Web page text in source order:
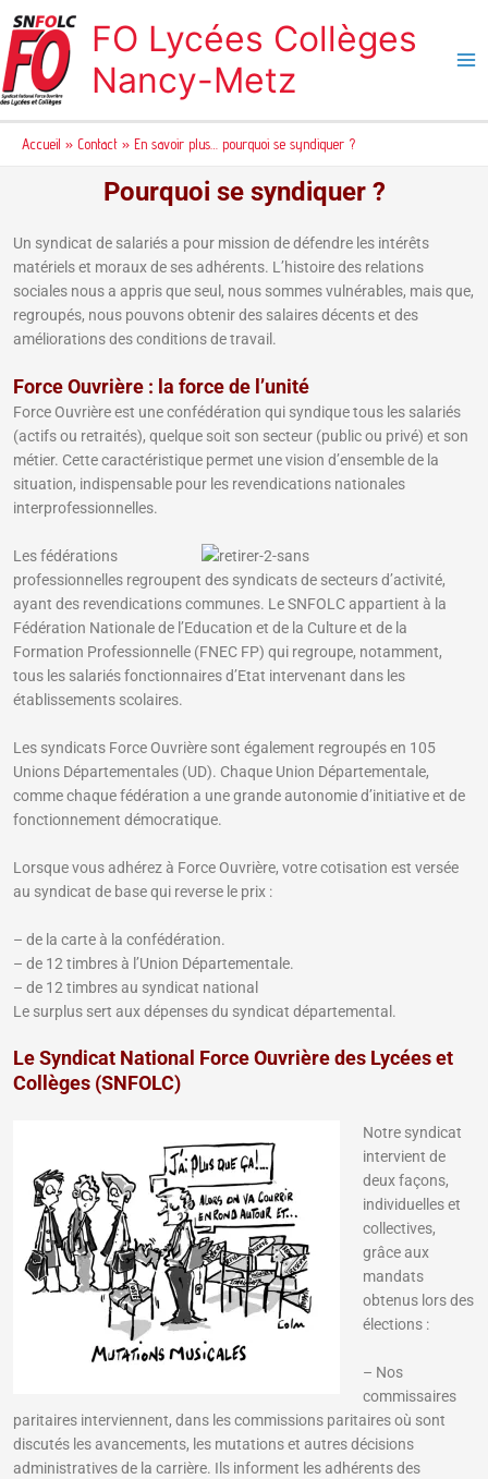
au
contenu
FO Lycées Collèges
Nancy-Metz
Accueil Contact En savoir plus… pourquoi se syndiquer ?
Pourquoi se syndiquer ?
Un syndicat de salariés a pour mission de défendre les intérêts
matériels et moraux de ses adhérents. L’histoire des relations
sociales nous a appris que seul, nous sommes vulnérables, mais que,
regroupés, nous pouvons obtenir des salaires décents et des
améliorations des conditions de travail.
Force Ouvrière : la force de l’unité
Force Ouvrière est une confédération qui syndique tous les salariés
(actifs ou retraités), quelque soit son secteur (public ou privé) et son
métier. Cette caractéristique permet une vision d’ensemble de la
situation, indispensable pour les revendications nationales
interprofessionnelles.
Les fédérations
professionnelles regroupent des syndicats de secteurs d’activité,
ayant des revendications communes. Le SNFOLC appartient à la
Fédération Nationale de l’Education et de la Culture et de la
Formation Professionnelle (FNEC FP) qui regroupe, notamment,
tous les salariés fonctionnaires d’Etat intervenant dans les
établissements scolaires.
Les syndicats Force Ouvrière sont également regroupés en 105
Unions Départementales (UD). Chaque Union Départementale,
comme chaque fédération a une grande autonomie d’initiative et de
fonctionnement démocratique.
Lorsque vous adhérez à Force Ouvrière, votre cotisation est versée
au syndicat de base qui reverse le prix :
– de la carte à la confédération.
– de 12 timbres à l’Union Départementale.
– de 12 timbres au syndicat national
Le surplus sert aux dépenses du syndicat départemental.
Le Syndicat National Force Ouvrière des Lycées et
Collèges (SNFOLC)
Notre syndicat
intervient de
deux façons,
individuelles et
collectives,
grâce aux
mandats
obtenus lors des
élections :
– Nos
commissaires
paritaires interviennent, dans les commissions paritaires où sont
discutés les avancements, les mutations et autres décisions
administratives de la carrière. Ils informent les adhérents des